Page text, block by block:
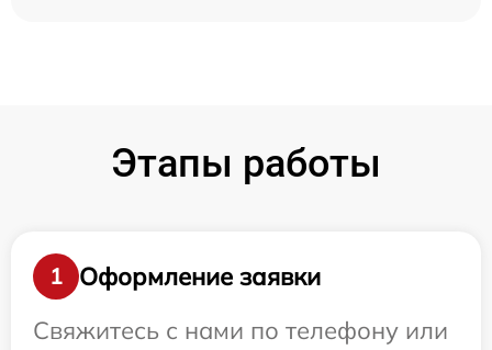
Этапы работы
1
Оформление заявки
Свяжитесь с нами по телефону или